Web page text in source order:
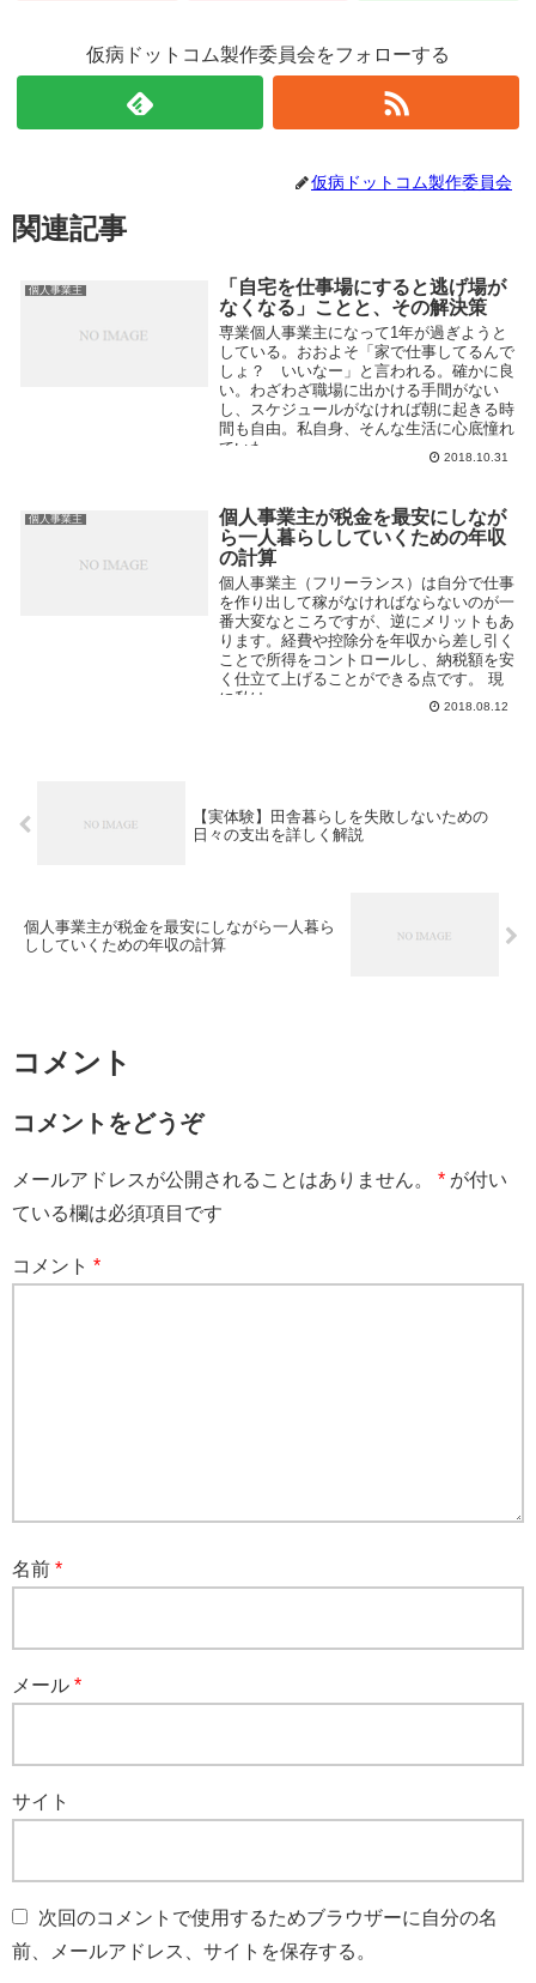
仮病ドットコム製作委員会をフォローする
仮病ドットコム製作委員会
関連記事
個人事業主
「自宅を仕事場にすると逃げ場が
なくなる」ことと、その解決策
専業個人事業主になって1年が過ぎようと
している。おおよそ「家で仕事してるんで
しょ？ いいなー」と言われる。確かに良
い。わざわざ職場に出かける手間がない
し、スケジュールがなければ朝に起きる時
間も自由。私自身、そんな生活に心底憧れ
ていた。 ...
2018.10.31
個人事業主
個人事業主が税金を最安にしなが
ら一人暮らししていくための年収
の計算
個人事業主（フリーランス）は自分で仕事
を作り出して稼がなければならないのが一
番大変なところですが、逆にメリットもあ
ります。経費や控除分を年収から差し引く
ことで所得をコントロールし、納税額を安
く仕立て上げることができる点です。 現
に私は...
2018.08.12
【実体験】田舎暮らしを失敗しないための
日々の支出を詳しく解説
個人事業主が税金を最安にしながら一人暮ら
ししていくための年収の計算
コメント
コメントをどうぞ
メールアドレスが公開されることはありません。 * が付い
ている欄は必須項目です
コメント *
名前 *
メール *
サイト
次回のコメントで使用するためブラウザーに自分の名
前、メールアドレス、サイトを保存する。